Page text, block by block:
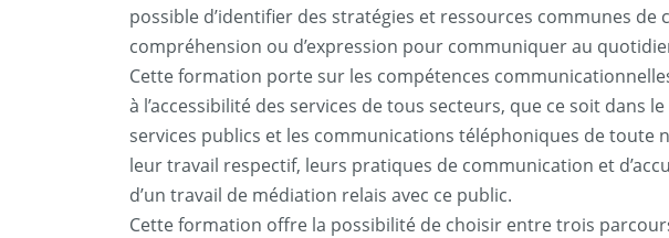
possible d’identifier des stratégies et ressources communes
compréhension ou d’expression pour communiquer au
Cette formation porte sur les compétences
à l’accessibilité des services de tous secteurs, que ce soit
services publics et les communications téléphoniques de toute
leur travail respectif, leurs pratiques de communication et
d’un travail de médiation relais avec ce public.
Cette formation offre la possibilité de choisir entre trois